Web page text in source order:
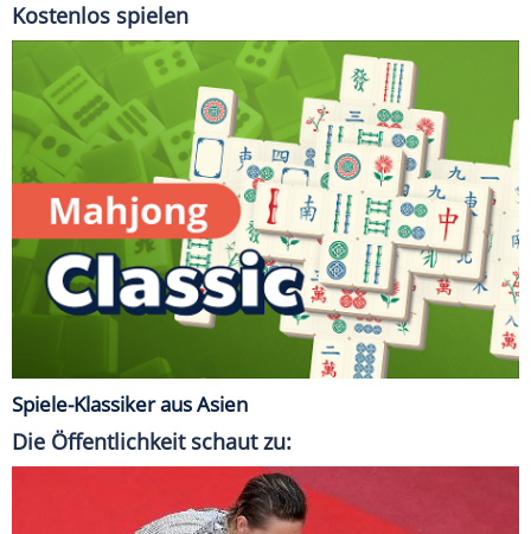
Kostenlos spielen
Spiele-Klassiker aus Asien
Die Öffentlichkeit schaut zu: